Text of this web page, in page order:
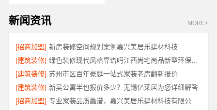
新闻资讯 MORE+
[招商加盟] 新房装修空间规划案例嘉兴美居乐建材科技
[建筑装修]
绿色装修现代风格靠谱吗江西尚宅尚品新型环保材料有限公司
[建筑装修] 苏州市区百年豪庭一站式家装老房翻新报价
[建筑装修] 新吴公寓半包报价多少？无锡亿莱居为您详细解答
[招商加盟]
专业家装品质靠谱，嘉兴美居乐建材科技有限公司装修